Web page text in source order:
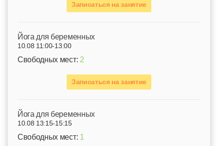
Записаться на занятие
Йога для беременных
10.08 11:00-13:00
Свободных мест: 2
Записаться на занятие
Йога для беременных
10.08 13:15-15:15
Свободных мест: 1